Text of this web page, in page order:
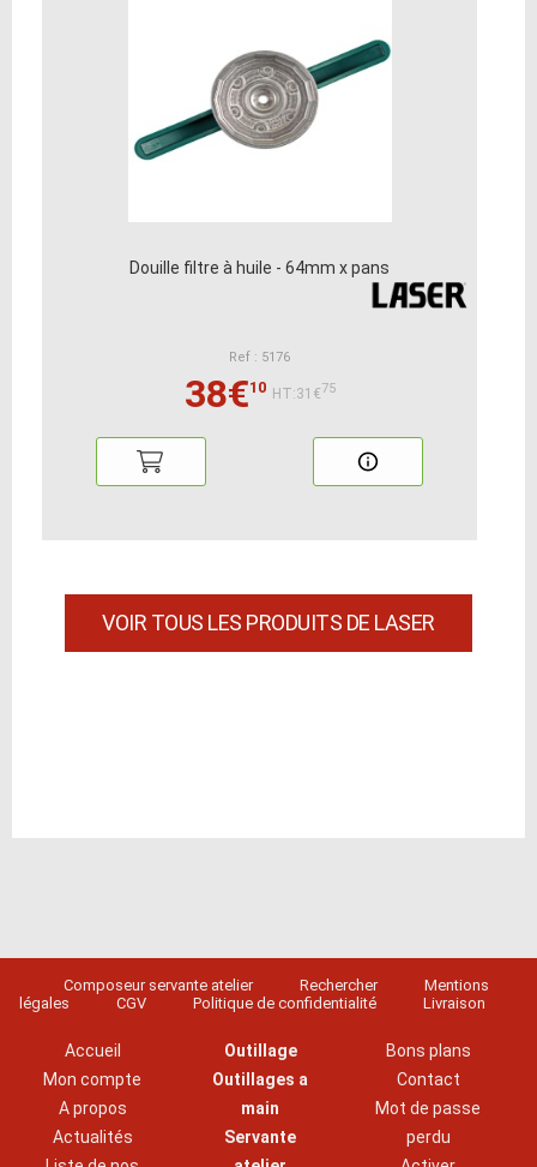
Douille filtre à huile - 64mm x pans
Ref : 5176
38€10 HT:31€75
VOIR TOUS LES PRODUITS DE LASER
Composeur servante atelier Rechercher
Mentions
légales
CGV Politique de confidentialité Livraison
Accueil
Mon compte
A propos
Actualités
Outillage
Outillages a
main
Servante
Bons plans
Contact
Mot de passe
perdu